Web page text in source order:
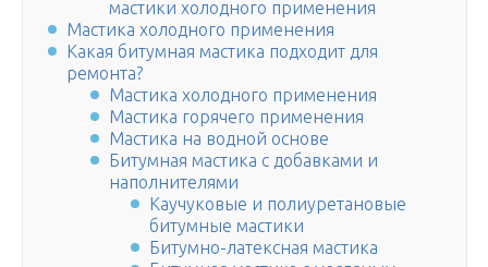
мастики холодного применения
Мастика холодного применения
Какая битумная мастика подходит для
ремонта?
Мастика холодного применения
Мастика горячего применения
Мастика на водной основе
Битумная мастика с добавками и
наполнителями
Каучуковые и полиуретановые
битумные мастики
Битумно-латексная мастика